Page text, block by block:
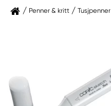
Penner & kritt